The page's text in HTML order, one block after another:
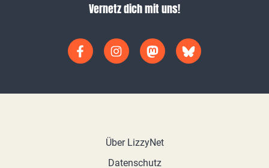
Vernetz dich mit uns!
Über LizzyNet
Datenschutz